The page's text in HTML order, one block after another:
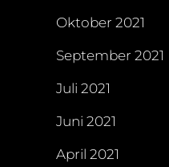
Oktober 2021
September 2021
Juli 2021
Juni 2021
April 2021